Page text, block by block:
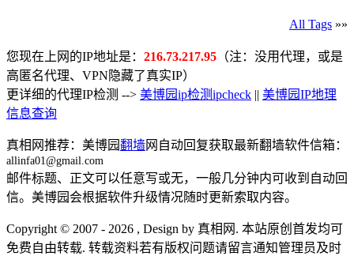
All Tags »»
您现在上网的IP地址是： 216.73.217.95 （注：没用代理，或是
高匿名代理、VPN隐藏了真实IP）
更详细的代理IP检测 --> 美博园ip检测ipcheck || 美博园IP地理
信息查询
真相网推荐：美博园翻墙网自动回复获取最新翻墙软件信箱：
allinfa01@gmail.com
邮件标题、正文可以任意写或无，一般几分钟内可收到自动回
信。美博园会根据软件升级情况随时更新索取内容。
Copyright © 2007 - 2026 , Design by 真相网. 本站原创首发均可
免费自由转载. 转载资料若有版权问题请留言通知管理员及时